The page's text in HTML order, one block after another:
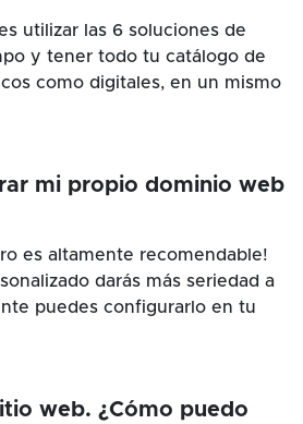
utilizar las 6 soluciones de
y tener todo tu catálogo de
como digitales, en un mismo
mi propio dominio web
es altamente recomendable!
darás más seriedad a
puedes configurarlo en tu
web. ¿Cómo puedo